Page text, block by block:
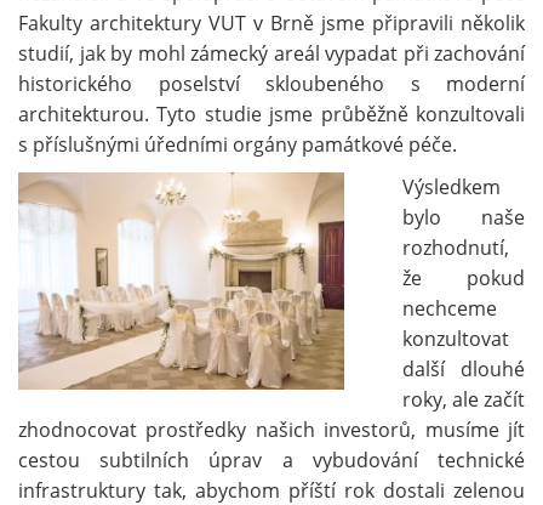
Fakulty architektury VUT v Brně jsme připravili několik
studií, jak by mohl zámecký areál vypadat při zachování
historického poselství skloubeného s moderní
architekturou. Tyto studie jsme průběžně konzultovali
s příslušnými úředními orgány památkové péče.
Výsledkem
bylo naše
rozhodnutí,
že pokud
nechceme
konzultovat
další dlouhé
roky, ale začít
zhodnocovat prostředky našich investorů, musíme jít
cestou subtilních úprav a vybudování technické
infrastruktury tak, abychom příští rok dostali zelenou